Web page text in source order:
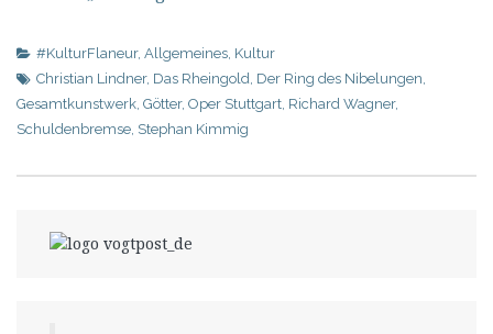
#KulturFlaneur, Allgemeines, Kultur
Christian Lindner, Das Rheingold, Der Ring des Nibelungen,
Gesamtkunstwerk, Götter, Oper Stuttgart, Richard Wagner,
Schuldenbremse, Stephan Kimmig